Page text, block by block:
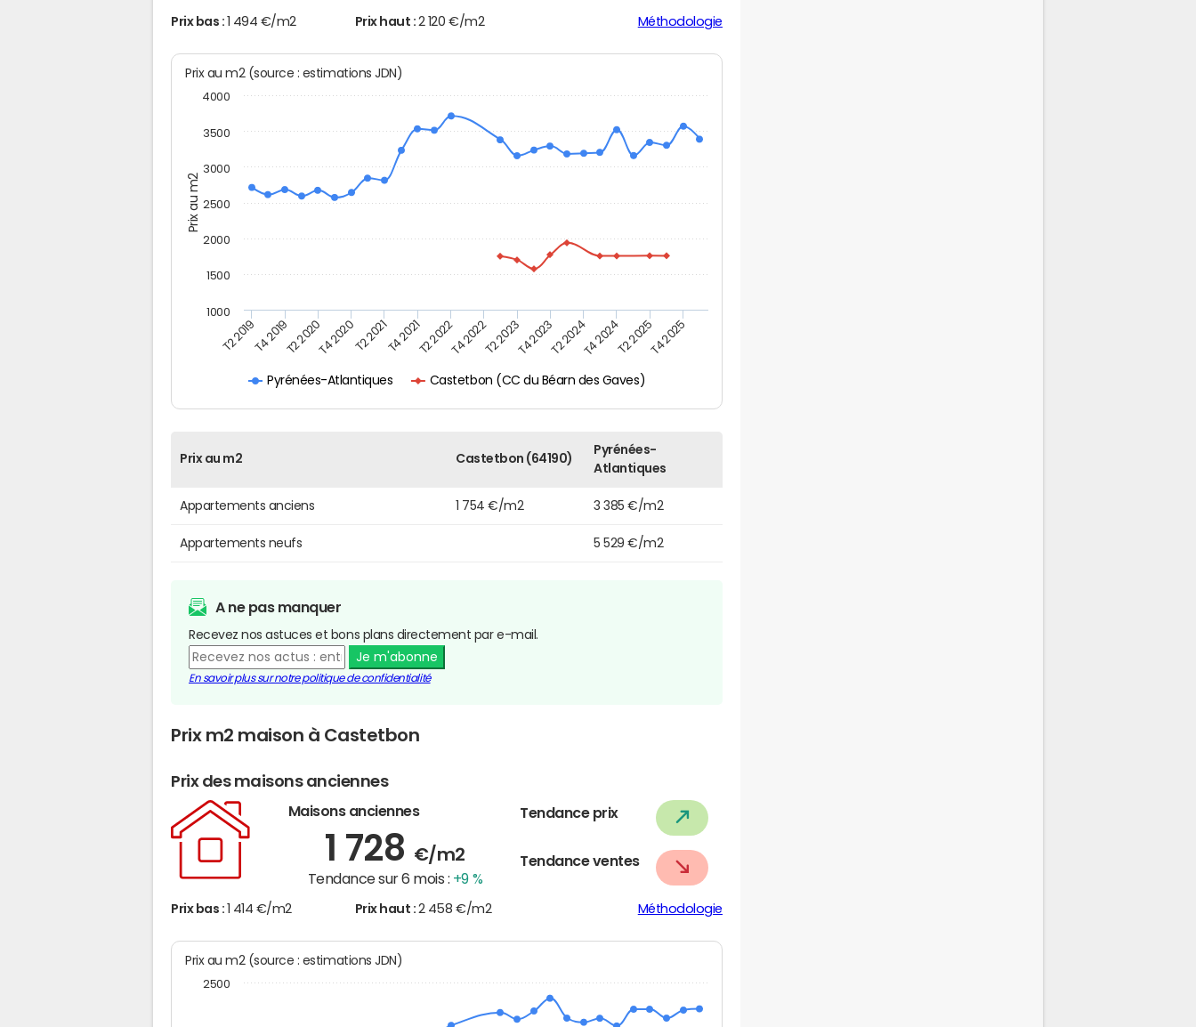
Prix bas : 1 494 €/m2 Prix haut : 2 120 €/m2 Méthodologie
Prix au m2
Prix au m2 (source : estimations JDN)
Pyrénées-Atlantiques Castetbon (CC du Béarn des Gaves)
T2 2019T4 2019T2 2020T4 2020T2 2021T4 2021T2 2022T4 2022T2 2023T4 2023T2 2024T4 2024T2 2025T4 2025
1000
1500
2000
2500
3000
3500
4000
Prix au m2 Castetbon (64190)
Pyrénées-
Atlantiques
Appartements anciens 1 754 €/m2 3 385 €/m2
Appartements neufs 5 529 €/m2
A ne pas manquer
Recevez nos astuces et bons plans directement par e-mail.
Je m'abonne
En savoir plus sur notre politique de confidentialité
Prix m2 maison à Castetbon
Prix des maisons anciennes
Maisons anciennes
1 728 €/m2
Tendance sur 6 mois : +9 %
Tendance prix
Tendance ventes
Prix bas : 1 414 €/m2 Prix haut : 2 458 €/m2 Méthodologie
Prix au m2 (source : estimations JDN)
2500